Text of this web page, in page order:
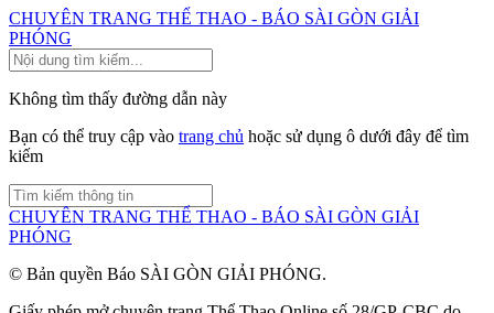
CHUYÊN TRANG THỂ THAO - BÁO SÀI GÒN GIẢI
PHÓNG
Không tìm thấy đường dẫn này
Bạn có thể truy cập vào trang chủ hoặc sử dụng ô dưới đây để tìm
kiếm
CHUYÊN TRANG THỂ THAO - BÁO SÀI GÒN GIẢI
PHÓNG
© Bản quyền Báo SÀI GÒN GIẢI PHÓNG.